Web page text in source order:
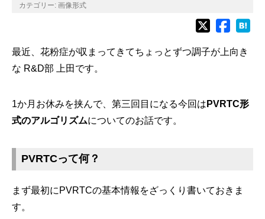
カテゴリー: 画像形式
最近、花粉症が収まってきてちょっとずつ調子が上向き
な R&D部 上田です。
1か月お休みを挟んで、第三回目になる今回は PVRTC形
式のアルゴリズムについてのお話です。
PVRTCって何？
まず最初にPVRTCの基本情報をざっくり書いておきま
す。